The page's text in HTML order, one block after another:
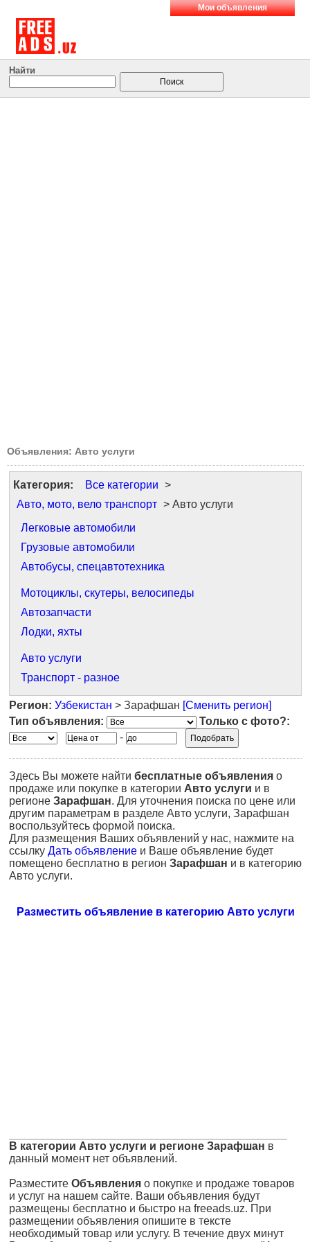
Мои объявления
Найти
Объявления: Авто услуги
Категория: Все категории >
Авто, мото, вело транспорт > Авто услуги
Легковые автомобили
Грузовые автомобили
Автобусы, спецавтотехника
Мотоциклы, скутеры, велосипеды
Автозапчасти
Лодки, яхты
Авто услуги
Транспорт - разное
Регион: Узбекистан > Зарафшан [Сменить регион]
Тип объявления:
Только с фото?:
-
Здесь Вы можете найти бесплатные объявления о
продаже или покупке в категории Авто услуги и в
регионе Зарафшан. Для уточнения поиска по цене или
другим параметрам в разделе Авто услуги, Зарафшан
воспользуйтесь формой поиска.
Для размещения Ваших объявлений у нас, нажмите на
ссылку Дать объявление и Ваше объявление будет
помещено бесплатно в регион Зарафшан и в категорию
Авто услуги.
Разместить объявление в категорию Авто услуги
В категории Авто услуги и регионе Зарафшан в
данный момент нет объявлений.
Разместите Объявления о покупке и продаже товаров
и услуг на нашем сайте. Ваши объявления будут
размещены бесплатно и быстро на freeads.uz. При
размещении объявления опишите в тексте
необходимый товар или услугу. В течение двух минут